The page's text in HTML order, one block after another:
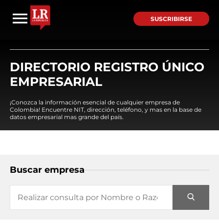
SUSCRIBIRSE
DIRECTORIO REGISTRO ÚNICO
EMPRESARIAL
¡Conozca la información esencial de cualquier empresa de
Colombia! Encuentre NIT, dirección, teléfono, y mas en la base de
datos empresarial mas grande del país.
Buscar empresa